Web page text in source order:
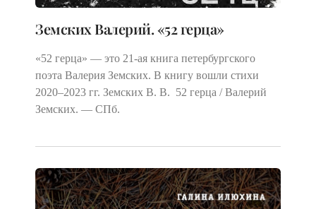
Земских Валерий. «52 герца»
«52 герца» — это 21-ая книга петербургского
поэта Валерия Земских. В книгу вошли стихи
2020–2023 гг. Земских В. В. 52 герца / Валерий
Земских. — СПб.